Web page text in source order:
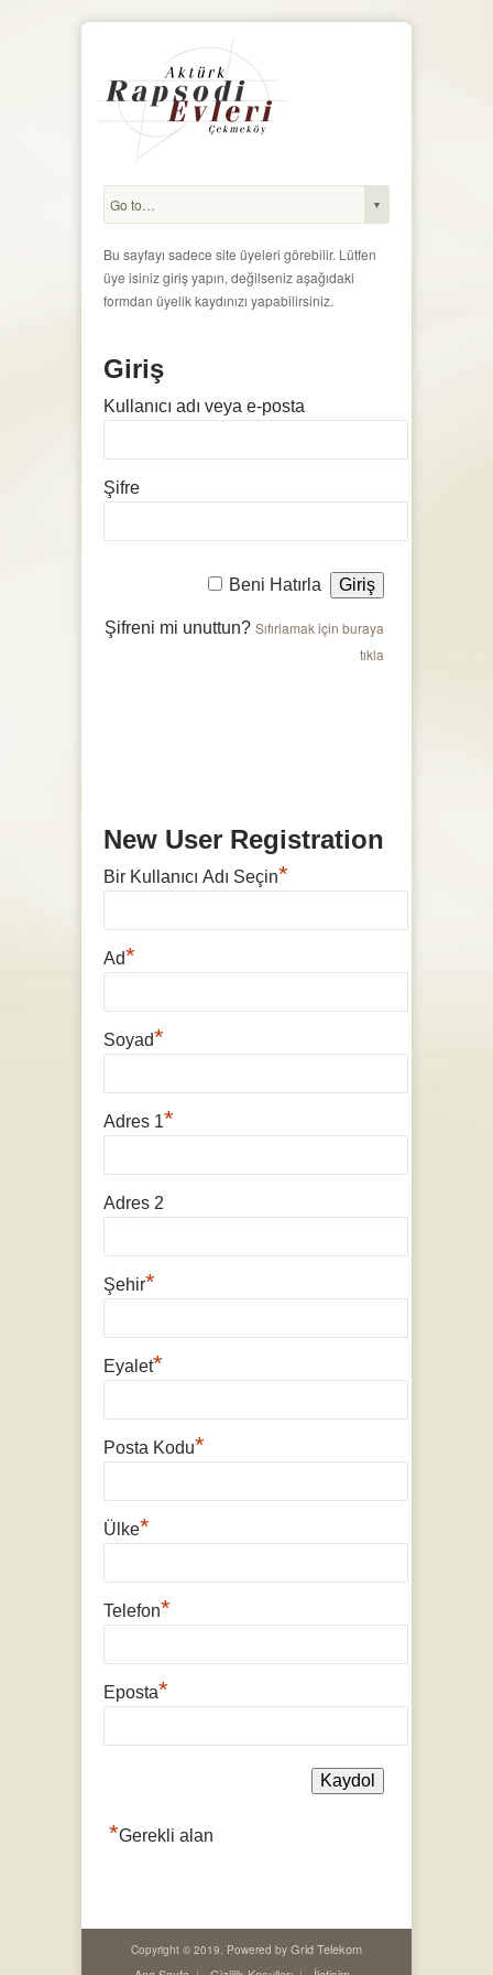
Bu sayfayı sadece site üyeleri görebilir. Lütfen
üye isiniz giriş yapın, değilseniz aşağıdaki
formdan üyelik kaydınızı yapabilirsiniz.
Giriş
Kullanıcı adı veya e-posta
Şifre
Beni Hatırla
Şifreni mi unuttun? Sıfırlamak için buraya
tıkla
New User Registration
Bir Kullanıcı Adı Seçin*
Ad*
Soyad*
Adres 1*
Adres 2
Şehir*
Eyalet*
Posta Kodu*
Ülke*
Telefon*
Eposta*
*Gerekli alan
Copyright © 2019. Powered by Grid Telekom